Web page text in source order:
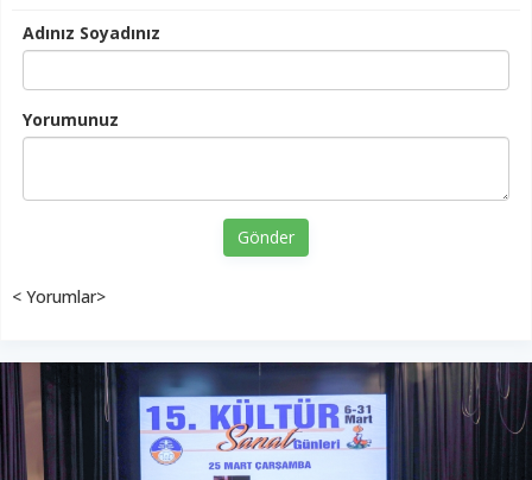
Adınız Soyadınız
Yorumunuz
Gönder
< Yorumlar>